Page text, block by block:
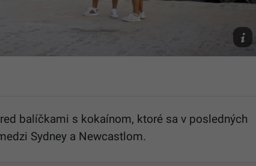
balíčkami s kokaínom, ktoré sa v posledných
Sydney a Newcastlom.